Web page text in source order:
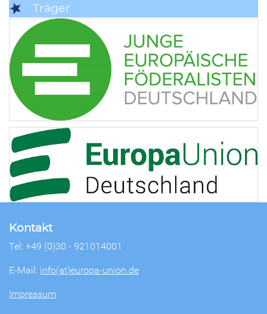
Träger
Kontakt
Tel: +49 (0)30 - 921014001
E-Mail: info(at)europa-union.de
Impressum